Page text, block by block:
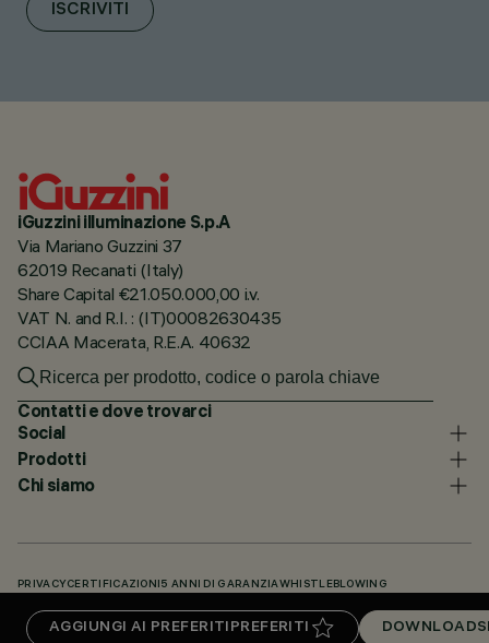
AGGIUNGI AI PREFERITI PREFERITI DOWNLOADS
ISCRIVITI
iGuzzini illuminazione S.p.A
Via Mariano Guzzini 37
62019 Recanati (Italy)
Share Capital €21.050.000,00 i.v.
VAT N. and R.I. : (IT)00082630435
CCIAA Macerata, R.E.A. 40632
Contatti e dove trovarci
Social
Prodotti
Chi siamo
PRIVACY CERTIFICAZIONI 5 ANNI DI GARANZIAWHISTLEBLOWING
KNOWLEDGE BASE (LOGIN NECESSARIO)DOWNLOADS